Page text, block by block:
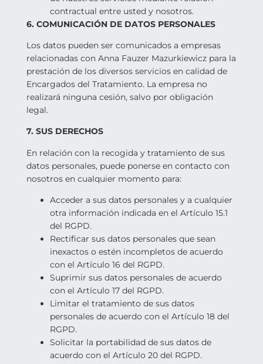
contractual entre usted y nosotros.
6. COMUNICACIÓN DE DATOS PERSONALES
Los datos pueden ser comunicados a empresas
relacionadas con Anna Fauzer Mazurkiewicz para la
prestación de los diversos servicios en calidad de
Encargados del Tratamiento. La empresa no
realizará ninguna cesión, salvo por obligación
legal.
7. SUS DERECHOS
En relación con la recogida y tratamiento de sus
datos personales, puede ponerse en contacto con
nosotros en cualquier momento para:
Acceder a sus datos personales y a cualquier
otra información indicada en el Artículo 15.1
del RGPD.
Rectificar sus datos personales que sean
inexactos o estén incompletos de acuerdo
con el Artículo 16 del RGPD.
Suprimir sus datos personales de acuerdo
con el Artículo 17 del RGPD.
Limitar el tratamiento de sus datos
personales de acuerdo con el Artículo 18 del
RGPD.
Solicitar la portabilidad de sus datos de
acuerdo con el Artículo 20 del RGPD.